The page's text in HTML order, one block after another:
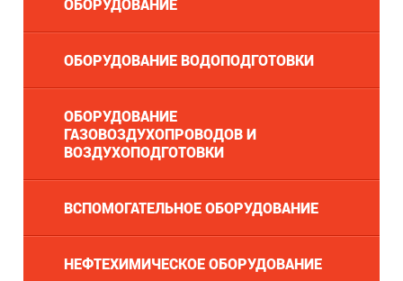
ОБОРУДОВАНИЕ
ОБОРУДОВАНИЕ ВОДОПОДГОТОВКИ
ОБОРУДОВАНИЕ
ГАЗОВОЗДУХОПРОВОДОВ И
ВОЗДУХОПОДГОТОВКИ
ВСПОМОГАТЕЛЬНОЕ ОБОРУДОВАНИЕ
НЕФТЕХИМИЧЕСКОЕ ОБОРУДОВАНИЕ